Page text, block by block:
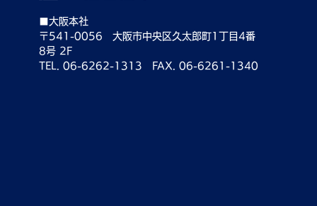
■大阪本社
〒541-0056 大阪市中央区久太郎町1丁目4番
8号 2F
TEL. 06-6262-1313 FAX. 06-6261-1340